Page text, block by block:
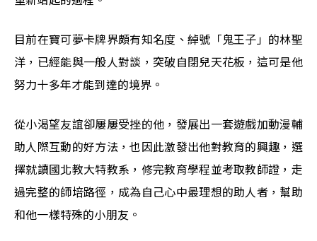
目前在寶可夢卡牌界頗有知名度、綽號「鬼王子」的林聖
洋，已經能與一般人對談，突破自閉兒天花板，這可是他
努力十多年才能到達的境界。
從小渴望友誼卻屢屢受挫的他，發展出一套遊戲加動漫輔
助人際互動的好方法，也因此激發出他對教育的興趣，選
擇就讀國北教大特教系，修完教育學程並考取教師證，走
過完整的師培路徑，成為自己心中最理想的助人者，幫助
和他一樣特殊的小朋友。